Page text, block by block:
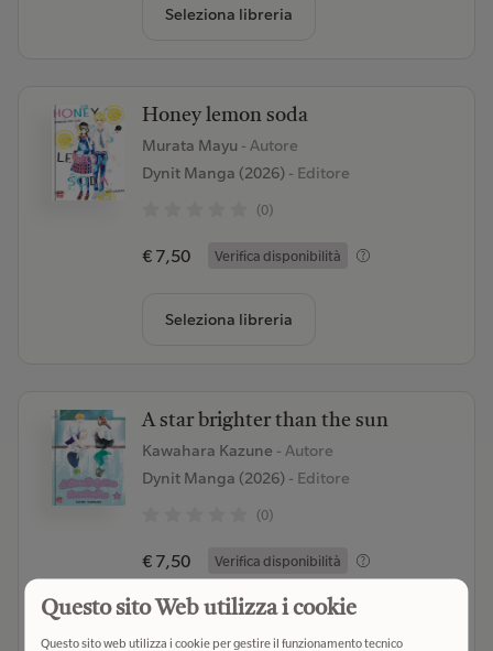
Seleziona libreria
Honey lemon soda
Murata Mayu - Autore
Dynit Manga (2026)- Editore
(0)
€ 7,50 Verifica disponibilità
Seleziona libreria
A star brighter than the sun
Kawahara Kazune - Autore
Dynit Manga (2026)- Editore
(0)
€ 7,50 Verifica disponibilità
Questo sito Web utilizza i cookie
Questo sito web utilizza i cookie per gestire il funzionamento tecnico